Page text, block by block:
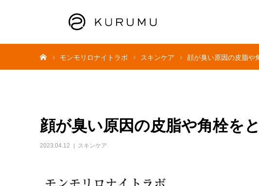
モンモリロナイトラボ スキンケア 顔が臭い原因の皮脂や
顔が臭い原因の皮脂や角栓を
2023.04.12 スキンケア